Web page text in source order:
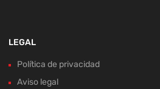
Política de cookies
Política de devoluciones y reembolsos
Desistimiento de compra